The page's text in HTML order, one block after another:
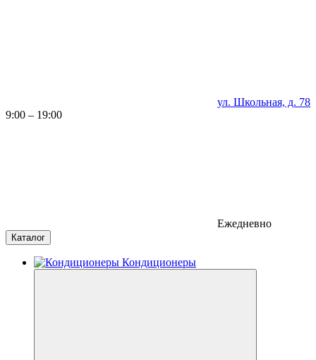
ул. Школьная, д. 78
9:00 – 19:00
Ежедневно
Каталог
Кондиционеры